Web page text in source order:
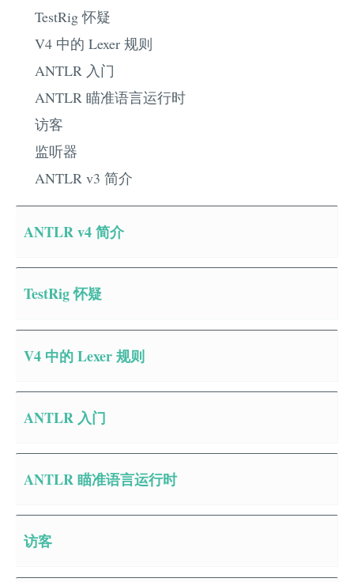
TestRig 怀疑
V4 中的 Lexer 规则
ANTLR 入门
ANTLR 瞄准语言运行时
访客
监听器
ANTLR v3 简介
ANTLR v4 简介
TestRig 怀疑
V4 中的 Lexer 规则
ANTLR 入门
ANTLR 瞄准语言运行时
访客